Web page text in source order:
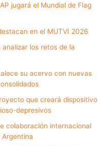
jugará el Mundial de Flag
en el MUTVI 2026
los retos de la
su acervo con nuevas
que creará dispositivo
depresivos
colaboración internacional